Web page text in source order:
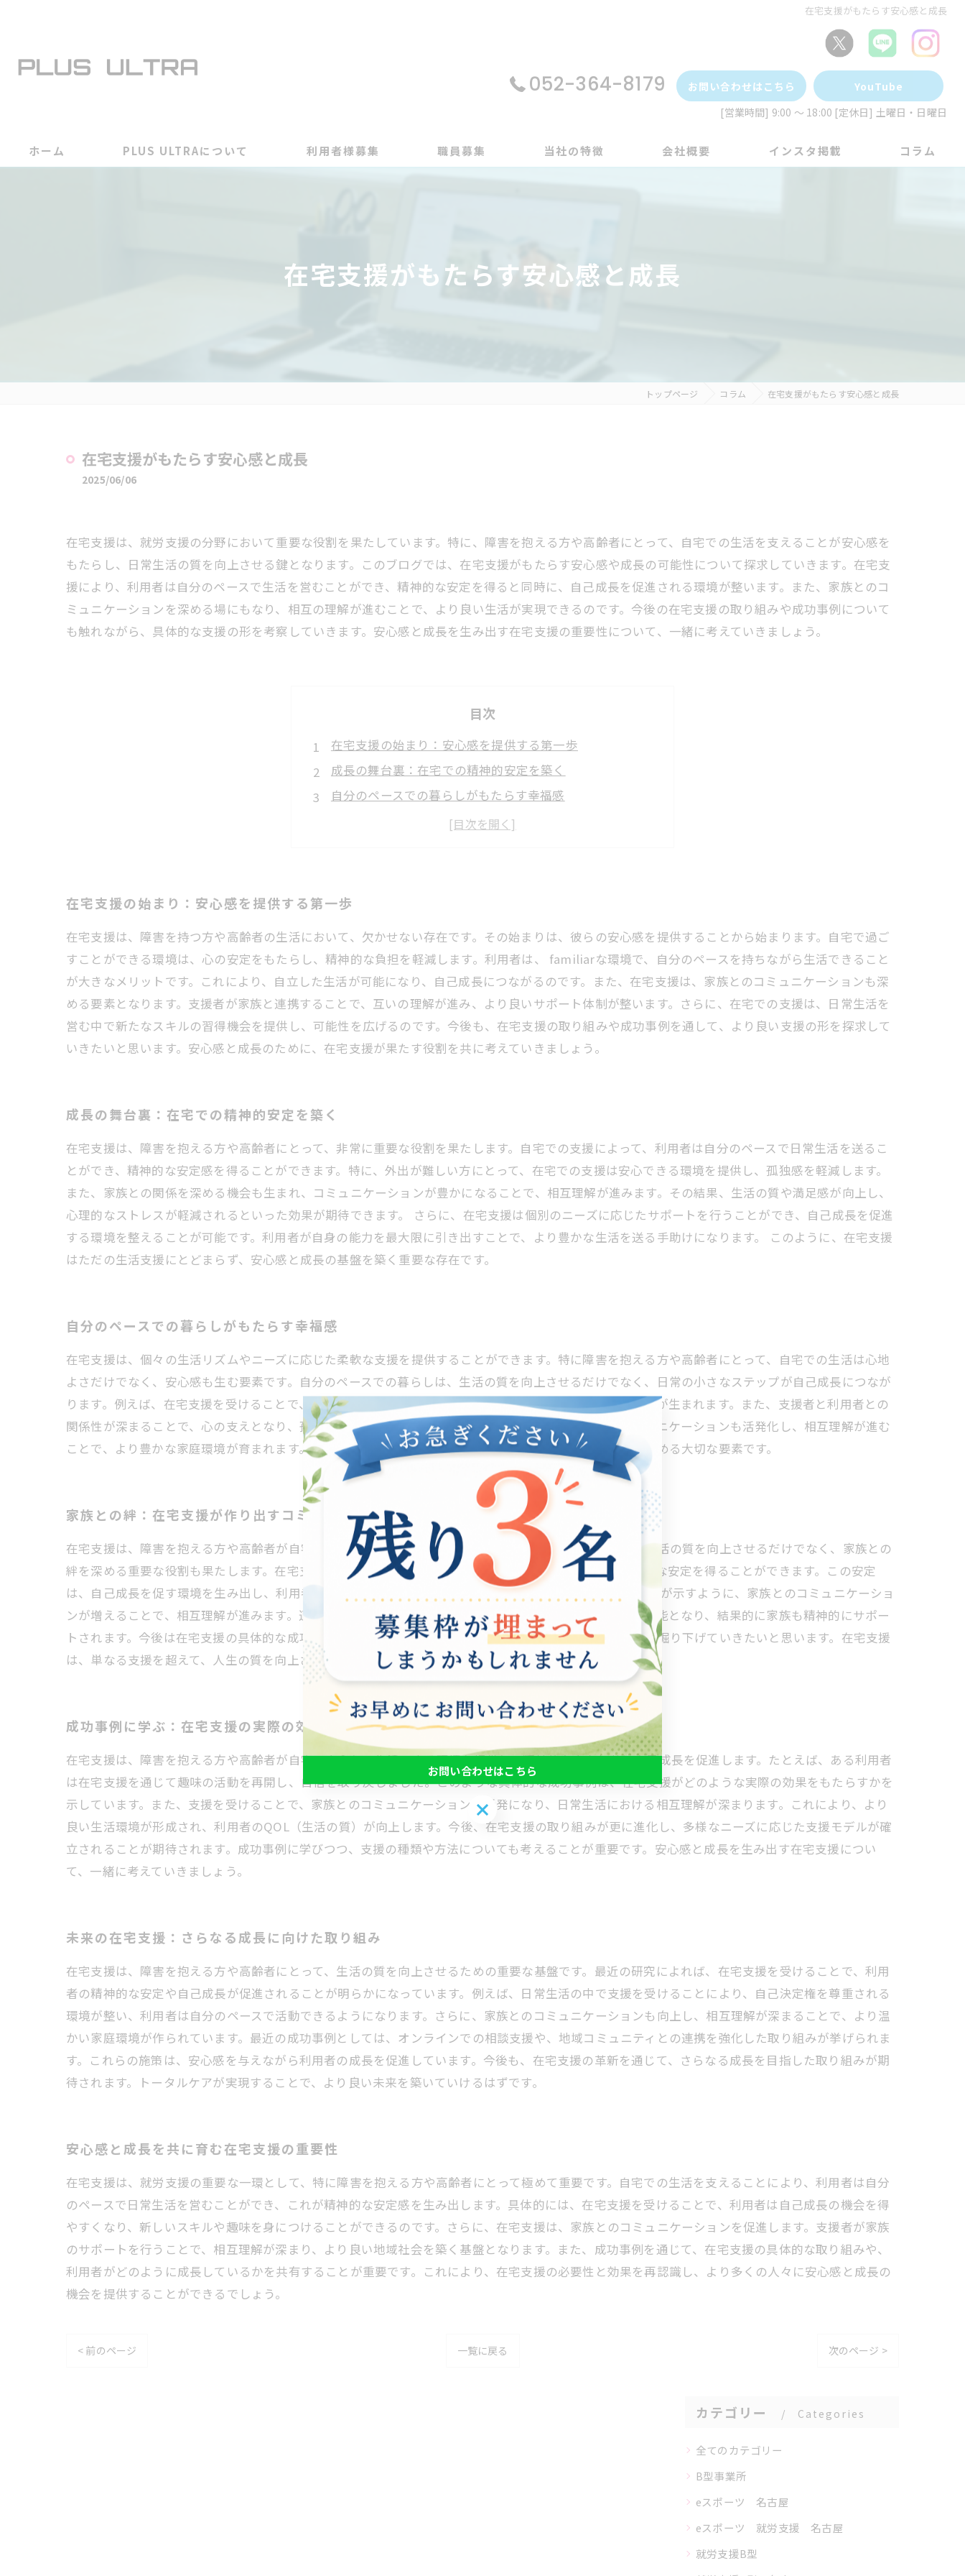
在宅支援がもたらす安心感と成長
052-364-8179 お問い合わせはこちら
YouTube
[営業時間] 9:00 ～ 18:00 [定休日] 土曜日・日曜日
ホーム PLUS ULTRAについて 利用者様募集 職員募集 当社の特徴
動画編集
会社概要 インスタ掲載 コラム
在宅支援がもたらす安心感と成長
トップページ コラム 在宅支援がもたらす安心感と成長
在宅支援がもたらす安心感と成長
2025/06/06
在宅支援は、就労支援の分野において重要な役割を果たしています。特に、障害を抱える方や高齢者にとって、自宅での生活を支えることが安心感を
もたらし、日常生活の質を向上させる鍵となります。このブログでは、在宅支援がもたらす安心感や成長の可能性について探求していきます。在宅支
援により、利用者は自分のペースで生活を営むことができ、精神的な安定を得ると同時に、自己成長を促進される環境が整います。また、家族とのコ
ミュニケーションを深める場にもなり、相互の理解が進むことで、より良い生活が実現できるのです。今後の在宅支援の取り組みや成功事例について
も触れながら、具体的な支援の形を考察していきます。安心感と成長を生み出す在宅支援の重要性について、一緒に考えていきましょう。
目次
在宅支援の始まり：安心感を提供する第一歩
成長の舞台裏：在宅での精神的安定を築く
自分のペースでの暮らしがもたらす幸福感
家族との絆：在宅支援が作り出すコミュニケーションの場
安心感と成長を共に育む在宅支援の重要性
在宅支援の始まり：安心感を提供する第一歩
在宅支援は、障害を持つ方や高齢者の生活において、欠かせない存在です。その始まりは、彼らの安心感を提供することから始まります。自宅で過ご
すことができる環境は、心の安定をもたらし、精神的な負担を軽減します。利用者は、 familiarな環境で、自分のペースを持ちながら生活できること
が大きなメリットです。これにより、自立した生活が可能になり、自己成長につながるのです。また、在宅支援は、家族とのコミュニケーションも深
める要素となります。支援者が家族と連携することで、互いの理解が進み、より良いサポート体制が整います。さらに、在宅での支援は、日常生活を
営む中で新たなスキルの習得機会を提供し、可能性を広げるのです。今後も、在宅支援の取り組みや成功事例を通して、より良い支援の形を探求して
いきたいと思います。安心感と成長のために、在宅支援が果たす役割を共に考えていきましょう。
成長の舞台裏：在宅での精神的安定を築く
在宅支援は、障害を抱える方や高齢者にとって、非常に重要な役割を果たします。自宅での支援によって、利用者は自分のペースで日常生活を送るこ
とができ、精神的な安定感を得ることができます。特に、外出が難しい方にとって、在宅での支援は安心できる環境を提供し、孤独感を軽減します。
また、家族との関係を深める機会も生まれ、コミュニケーションが豊かになることで、相互理解が進みます。その結果、生活の質や満足感が向上し、
心理的なストレスが軽減されるといった効果が期待できます。 さらに、在宅支援は個別のニーズに応じたサポートを行うことができ、自己成長を促進
する環境を整えることが可能です。利用者が自身の能力を最大限に引き出すことで、より豊かな生活を送る手助けになります。 このように、在宅支援
はただの生活支援にとどまらず、安心感と成長の基盤を築く重要な存在です。
自分のペースでの暮らしがもたらす幸福感
在宅支援は、個々の生活リズムやニーズに応じた柔軟な支援を提供することができます。特に障害を抱える方や高齢者にとって、自宅での生活は心地
よさだけでなく、安心感も生む要素です。自分のペースでの暮らしは、生活の質を向上させるだけでなく、日常の小さなステップが自己成長につなが
ります。例えば、在宅支援を受けることで、新しい趣味に挑戦したり、生活スキルを向上させたりする機会が生まれます。また、支援者と利用者との
関係性が深まることで、心の支えとなり、孤独感を軽減する効果も期待できます。さらに、家族とのコミュニケーションも活発化し、相互理解が進む
ことで、より豊かな家庭環境が育まれます。在宅支援を通じて得られる幸福感は、自己実現や家族の絆を深める大切な要素です。
家族との絆：在宅支援が作り出すコミュニケーションの場
在宅支援は、障害を抱える方や高齢者が自宅で安心して生活できる環境を提供します。この支援は、日常生活の質を向上させるだけでなく、家族との
絆を深める重要な役割も果たします。在宅支援によって、利用者は自分のペースで生活できるため、精神的な安定を得ることができます。この安定
は、自己成長を促す環境を生み出し、利用者が新たな挑戦をする意欲を引き出します。 特に、数字やデータが示すように、家族とのコミュニケーショ
ンが増えることで、相互理解が進みます。適切な支援を受けることで、障害を抱える方は自立した生活が可能となり、結果的に家族も精神的にサポー
トされます。今後は在宅支援の具体的な成功事例を紹介し、どのようにして安心と成長を実現しているかを掘り下げていきたいと思います。在宅支援
は、単なる支援を超えて、人生の質を向上させる大きな力を秘めています。
成功事例に学ぶ：在宅支援の実際の効果
在宅支援は、障害を抱える方や高齢者が自宅で安心して生活できる環境を提供し、精神的な安定と共に自己成長を促進します。たとえば、ある利用者
は在宅支援を通じて趣味の活動を再開し、自信を取り戻しました。このような具体的な成功事例は、在宅支援がどのような実際の効果をもたらすかを
示しています。また、支援を受けることで、家族とのコミュニケーションが活発になり、日常生活における相互理解が深まります。これにより、より
良い生活環境が形成され、利用者のQOL（生活の質）が向上します。今後、在宅支援の取り組みが更に進化し、多様なニーズに応じた支援モデルが確
立されることが期待されます。成功事例に学びつつ、支援の種類や方法についても考えることが重要です。安心感と成長を生み出す在宅支援につい
て、一緒に考えていきましょう。
未来の在宅支援：さらなる成長に向けた取り組み
在宅支援は、障害を抱える方や高齢者にとって、生活の質を向上させるための重要な基盤です。最近の研究によれば、在宅支援を受けることで、利用
者の精神的な安定や自己成長が促進されることが明らかになっています。例えば、日常生活の中で支援を受けることにより、自己決定権を尊重される
環境が整い、利用者は自分のペースで活動できるようになります。さらに、家族とのコミュニケーションも向上し、相互理解が深まることで、より温
かい家庭環境が作られています。最近の成功事例としては、オンラインでの相談支援や、地域コミュニティとの連携を強化した取り組みが挙げられま
す。これらの施策は、安心感を与えながら利用者の成長を促進しています。今後も、在宅支援の革新を通じて、さらなる成長を目指した取り組みが期
待されます。トータルケアが実現することで、より良い未来を築いていけるはずです。
安心感と成長を共に育む在宅支援の重要性
在宅支援は、就労支援の重要な一環として、特に障害を抱える方や高齢者にとって極めて重要です。自宅での生活を支えることにより、利用者は自分
のペースで日常生活を営むことができ、これが精神的な安定感を生み出します。具体的には、在宅支援を受けることで、利用者は自己成長の機会を得
やすくなり、新しいスキルや趣味を身につけることができるのです。さらに、在宅支援は、家族とのコミュニケーションを促進します。支援者が家族
のサポートを行うことで、相互理解が深まり、より良い地域社会を築く基盤となります。また、成功事例を通じて、在宅支援の具体的な取り組みや、
利用者がどのように成長しているかを共有することが重要です。これにより、在宅支援の必要性と効果を再認識し、より多くの人々に安心感と成長の
機会を提供することができるでしょう。
< 前のページ 一覧に戻る 次のページ >
カテゴリー Categories
全てのカテゴリー
B型事業所
eスポーツ 名古屋
eスポーツ 就労支援 名古屋
就労支援B型
お問い合わせはこちら
お問い合わせはこちら